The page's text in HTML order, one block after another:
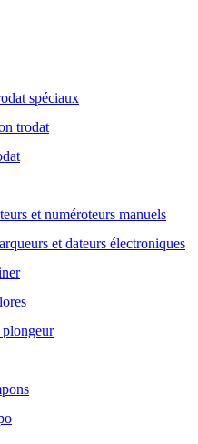
spéciaux
trodat
et numéroteurs manuels
et dateurs électroniques
plongeur